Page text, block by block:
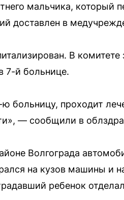
мальчика, который
доставлен в
В
7-й больнице.
больницу, проходит
— сообщили в
Волгограда
на кузов машины и
ребенок